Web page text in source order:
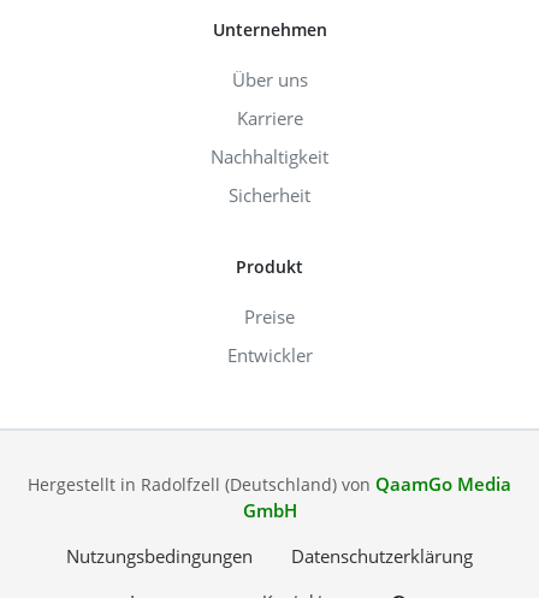
Unternehmen
Über uns
Karriere
Nachhaltigkeit
Sicherheit
Produkt
Preise
Entwickler
Hergestellt in Radolfzell (Deutschland) von QaamGo Media
GmbH
Nutzungsbedingungen
Datenschutzerklärung